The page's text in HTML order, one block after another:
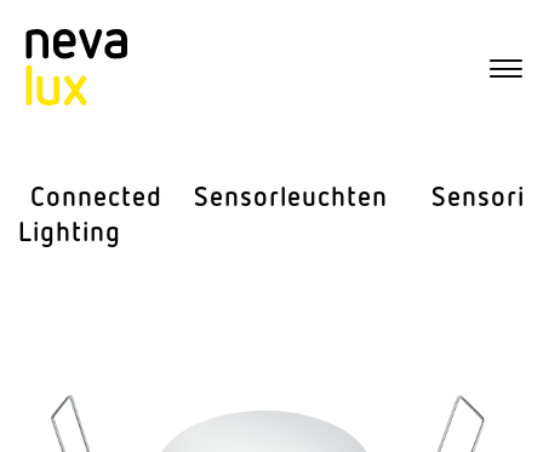
Connected
Lighting
Sensor­leuchten Sensorik